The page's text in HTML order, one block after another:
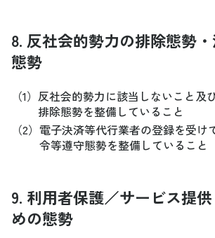
8. 反社会的勢力の排除態勢
態勢
（1） 反社会的勢力に該当しないこと及
排除態勢を整備していること
（2） 電子決済等代行業者の登録を受け
令等遵守態勢を整備していること
9. 利用者保護／サービス提
めの態勢